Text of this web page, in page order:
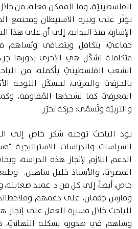
الفلسطينيّة، وما الممكن فعله، من
تؤثّر على وتيرة الاستيطان
الإشارة، منذ البداية، إلى أن على هذا
جماعيّ، يتكامل ويتصافى ويُساهم
متكاملة تشكّل هي الأخرى بدورها
الشعب الفلسطينيّ بأكمله، من
بالحرفيّ والمربّي، لتتشكّل اللوحة
المعرفيّ كما تشحذها المُقاومة،
والتربيّة وتُسمّى: حركة تحرّر.
يود الباحث توجيه شكر خاص إلى
السياسات والدراسات الاستراتيجية
الدعم اللازم لإنجاز هذه الدراسة،
المصريّ، والأستاذ خليل شاهين.
خاص، أيضاً، إلى كل من د. عميد صعابنة،
وفارس جقمان، على دعمهم
للباحث خلال مسيرة العمل على إنجاز
وساهم في صدوره بشكله النهائيّ،